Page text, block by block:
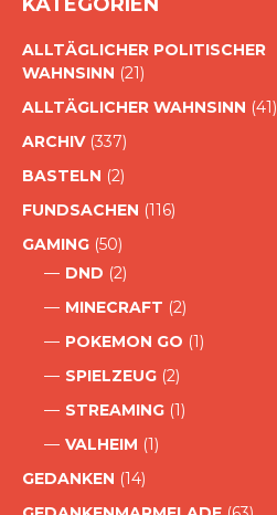
ALLTÄGLICHER POLITISCHER
WAHNSINN (21)
ALLTÄGLICHER WAHNSINN (41)
ARCHIV(337)
BASTELN (2)
FUNDSACHEN (116)
GAMING (50)
DND (2)
MINECRAFT (2)
POKEMON GO (1)
SPIELZEUG (2)
STREAMING (1)
VALHEIM (1)
GEDANKEN (14)